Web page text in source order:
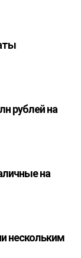
рублей на
на
нескольким